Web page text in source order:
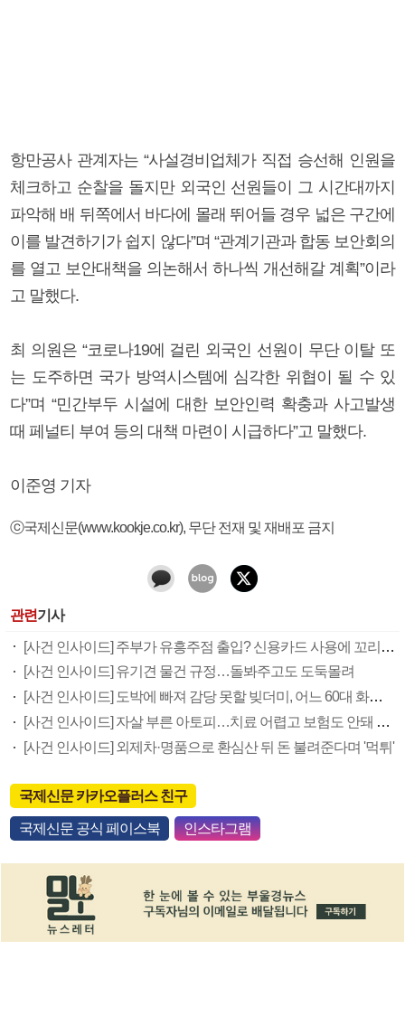
항만공사 관계자는 “사설경비업체가 직접 승선해 인원을
체크하고 순찰을 돌지만 외국인 선원들이 그 시간대까지
파악해 배 뒤쪽에서 바다에 몰래 뛰어들 경우 넓은 구간에
이를 발견하기가 쉽지 않다”며 “관계기관과 합동 보안회의
를 열고 보안대책을 의논해서 하나씩 개선해갈 계획”이라
고 말했다.
최 의원은 “코로나19에 걸린 외국인 선원이 무단 이탈 또
는 도주하면 국가 방역시스템에 심각한 위협이 될 수 있
다”며 “민간부두 시설에 대한 보안인력 확충과 사고발생
때 페널티 부여 등의 대책 마련이 시급하다”고 말했다.
이준영 기자
ⓒ국제신문(www.kookje.co.kr), 무단 전재 및 재배포 금지
관련기사
[사건 인사이드] 주부가 유흥주점 출입? 신용카드 사용에 꼬리잡혀
[사건 인사이드] 유기견 물건 규정…돌봐주고도 도둑몰려
[사건 인사이드] 도박에 빠져 감당 못할 빚더미, 어느 60대 화교의 끔찍한 결말
[사건 인사이드] 자살 부른 아토피…치료 어렵고 보험도 안돼 겹고통
[사건 인사이드] 외제차·명품으로 환심산 뒤 돈 불려준다며 '먹튀'
국제신문 카카오플러스 친구
국제신문 공식 페이스북 인스타그램